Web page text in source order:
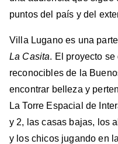
puntos del país y del
Villa Lugano es una
La Casita. El proyecto
reconocibles de la
encontrar belleza y
La Torre Espacial de
y 2, las casas bajas, los
y los chicos jugando en